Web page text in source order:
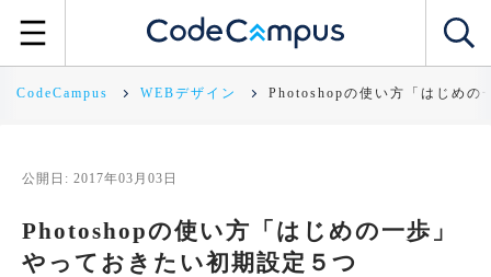
CodeCampus WEBデザイン Photoshopの使い方「はじめの
公開日: 2017年03月03日
Photoshopの使い方「はじめの一歩」
やっておきたい初期設定５つ